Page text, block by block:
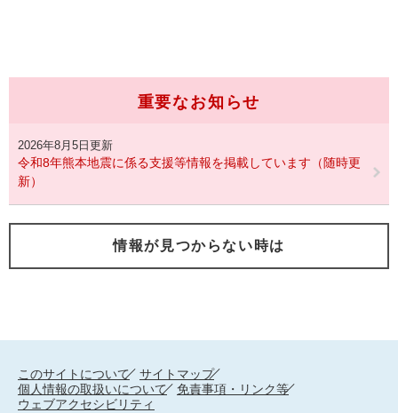
重要なお知らせ
2026年8月5日更新
令和8年熊本地震に係る支援等情報を掲載しています（随時更
新）
情報が見つからない時は
このサイトについて
サイトマップ
個人情報の取扱いについて
免責事項・リンク等
ウェブアクセシビリティ